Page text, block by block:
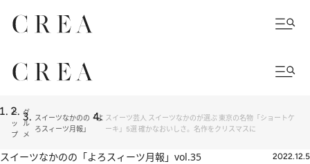
ト
ッ
プ
グ
ル
メ
スイーツなかのの「よ
ろスィーツ月報」
スイーツ芸人 スイーツなかのが選ぶ 東京の名物「ショートケ
ーキ」5選 確かなおいしさ。名作をクリスマスに
スイーツなかのの「よろスィーツ月報」 vol.35 2022.12.5